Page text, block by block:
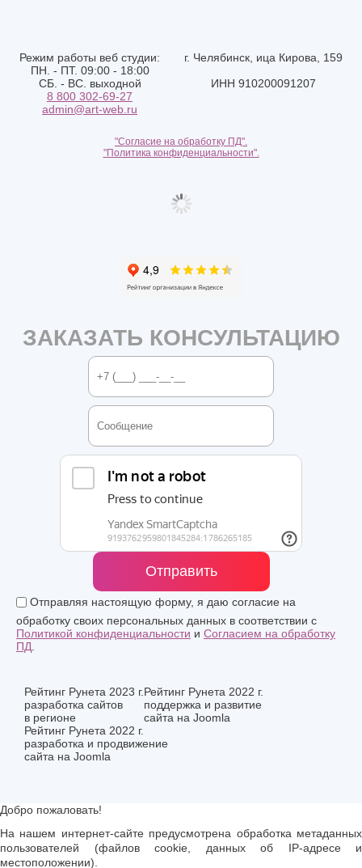
Режим работы веб студии:
ПН. - ПТ. 09:00 - 18:00
СБ. - ВС. выходной
8 800 302-69-27
admin@art-web.ru
г. Челябинск, ица Кирова, 159
ИНН 910200091207
"Согласие на обработку ПД".
"Политика конфиденциальности".
ЗАКАЗАТЬ КОНСУЛЬТАЦИЮ
Отправить
Отправляя настоящую форму, я даю согласие на
обработку своих персональных данных в соответствии с
Политикой конфиденциальности и Согласием на обработку
ПД
Рейтинг Рунета 2023 г.
разработка сайтов
в регионе
Рейтинг Рунета 2022 г.
поддержка и развитие
сайта на Joomla
Рейтинг Рунета 2022 г.
разработка и продвижение
сайта на Joomla
Добро пожаловать!
На нашем интернет-сайте предусмотрена обработка метаданных
пользователей (файлов cookie, данных об IP-адресе и
местоположении).